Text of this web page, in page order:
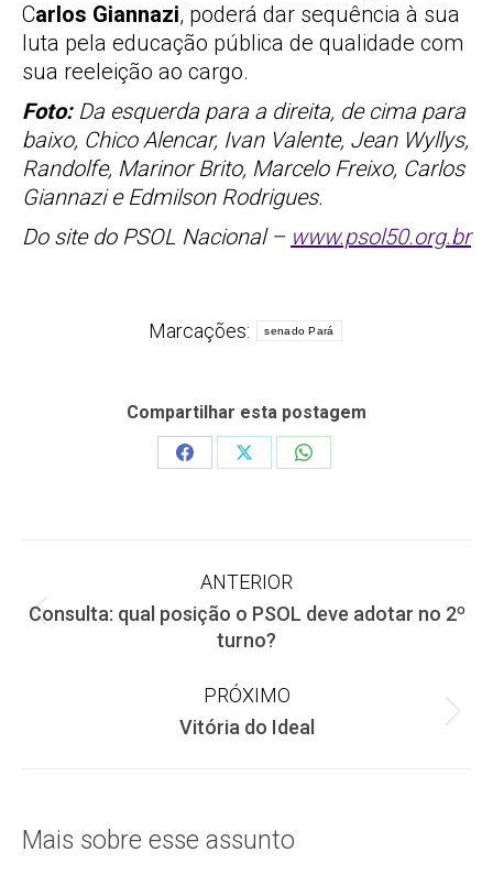
Carlos Giannazi, poderá dar sequência à sua
luta pela educação pública de qualidade com
sua reeleição ao cargo.
Foto:Da esquerda para a direita, de cima para
baixo, Chico Alencar, Ivan Valente, Jean Wyllys,
Randolfe, Marinor Brito, Marcelo Freixo, Carlos
Giannazi e Edmilson Rodrigues.
Do site do PSOL Nacional – www.psol50.org.br
Marcações: senado Pará
Compartilhar esta postagem
Share
Share
Share
Navegação
de
ANTERIOR
Post
anterior:
Consulta: qual posição o PSOL deve adotar no 2º
turno?
PRÓXIMO
Próximo
Vitória do Ideal
Mais sobre esse assunto